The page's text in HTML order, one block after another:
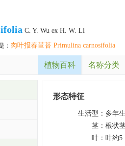
C. Y. Wu ex H. W. Li
： 肉叶报春苣苔 Primulina carnosifolia
植物百科 名称分类
形态特征
生活型 ： 多年
茎 ： 根状
叶 ： 叶约5